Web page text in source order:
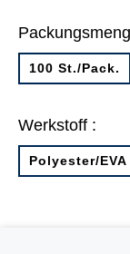
100 St./Pack.
Werkstoff :
Polyester/EVA